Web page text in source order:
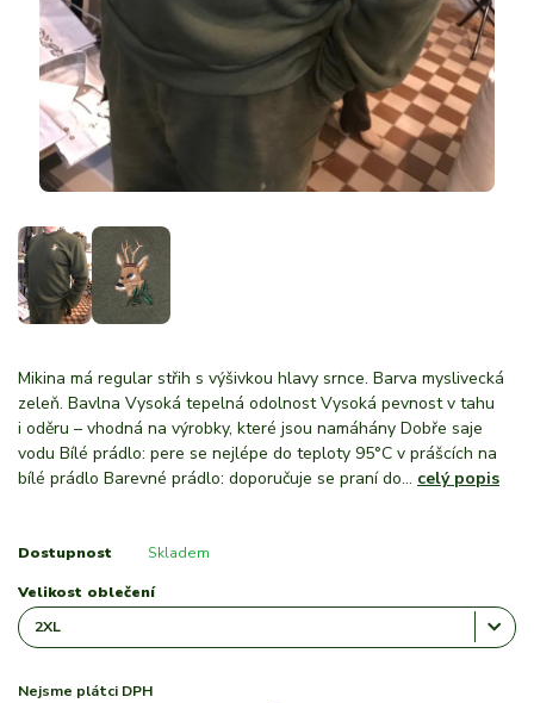
Mikina má regular střih s výšivkou hlavy srnce. Barva myslivecká
zeleň. Bavlna Vysoká tepelná odolnost Vysoká pevnost v tahu
i oděru – vhodná na výrobky, které jsou namáhány Dobře saje
vodu Bílé prádlo: pere se nejlépe do teploty 95°C v prášcích na
bílé prádlo Barevné prádlo: doporučuje se praní do... celý popis
Dostupnost Skladem
Velikost oblečení
Nejsme plátci DPH